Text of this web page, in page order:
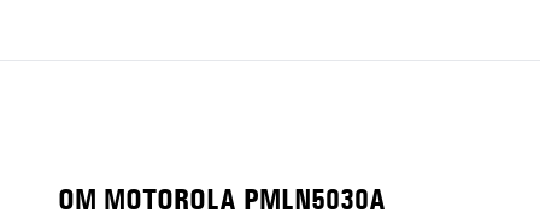
OM MOTOROLA PMLN5030A